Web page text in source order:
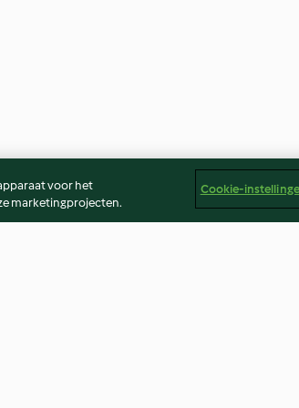
voor het
marketingprojecten.
Cookie-